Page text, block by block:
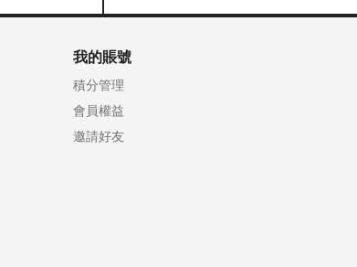
我的賬號
積分管理
會員權益
邀請好友